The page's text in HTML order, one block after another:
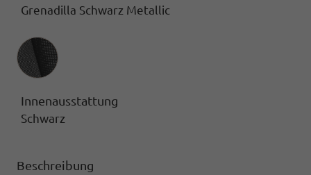
Grenadilla Schwarz Metallic
Innenausstattung
Innenausstattung
Schwarz
Beschreibung